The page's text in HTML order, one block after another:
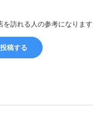
訪れる人の参考になります
稿する